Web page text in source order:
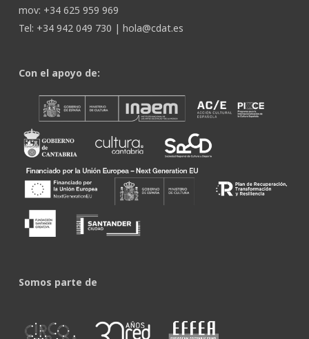
mov: +34 625 959 969
Tel: +34 942 049 730 | hola@cdat.es
Con el apoyo de:
Somos parte de